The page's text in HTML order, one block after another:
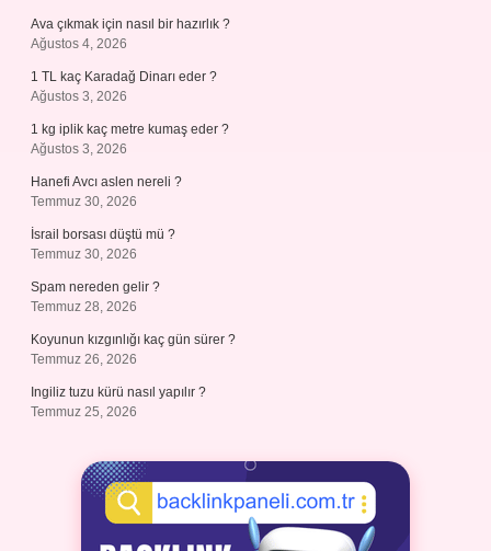
Ava çıkmak için nasıl bir hazırlık ?
Ağustos 4, 2026
1 TL kaç Karadağ Dinarı eder ?
Ağustos 3, 2026
1 kg iplik kaç metre kumaş eder ?
Ağustos 3, 2026
Hanefi Avcı aslen nereli ?
Temmuz 30, 2026
İsrail borsası düştü mü ?
Temmuz 30, 2026
Spam nereden gelir ?
Temmuz 28, 2026
Koyunun kızgınlığı kaç gün sürer ?
Temmuz 26, 2026
Ingiliz tuzu kürü nasıl yapılır ?
Temmuz 25, 2026